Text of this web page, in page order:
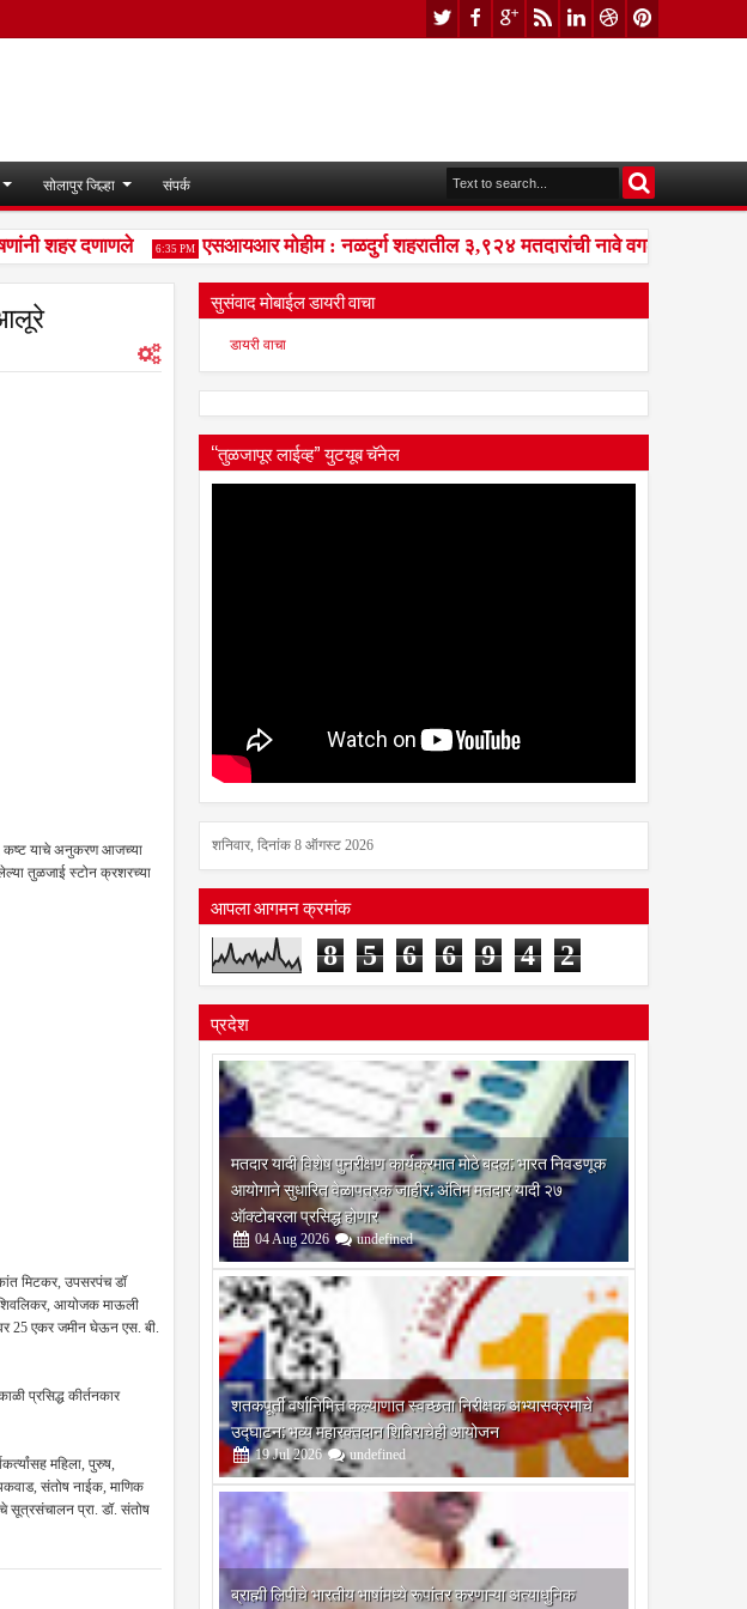
सोलापुर जिल्हा संपर्क
शहर दणाणले 6:35 PM एसआयआर मोहीम : नळदुर्ग शहरातील ३,९२४ मतदारांची नावे वगळलीमयत,
कष्ट याचे अनुकरण आजच्या
तुळजाई स्टोन क्रशरच्या
मिटकर, उपसरपंच डॉ
आयोजक माऊली
25 एकर जमीन घेऊन एस. बी.
प्रसिद्ध कीर्तनकार
महिला, पुरुष,
संतोष नाईक, माणिक
सूत्रसंचालन प्रा. डॉ. संतोष
सुसंवाद मोबाईल डायरी वाचा
डायरी वाचा
“तुळजापूर लाईव्ह” युटयूब चॅनेल
शनिवार, दिनांक 8 ऑगस्ट 2026
आपला आगमन क्रमांक
8 5 6 6 9 4 2
प्रदेश
मतदार यादी विशेष पुनरीक्षण कार्यक्रमात मोठे बदल; भारत निवडणूक
आयोगाने सुधारित वेळापत्रक जाहीर; अंतिम मतदार यादी २७
ऑक्टोबरला प्रसिद्ध होणार
04 Aug 2026 undefined
शतकपूर्ती वर्षानिमित्त कल्याणात स्वच्छता निरीक्षक अभ्यासक्रमाचे
उद्घाटन; भव्य महारक्तदान शिबिराचेही आयोजन
19 Jul 2026 undefined
ब्राह्मी लिपीचे भारतीय भाषांमध्ये रूपांतर करणाऱ्या अत्याधुनिक